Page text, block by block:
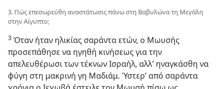
3. Πώς επεσωρεύθη αναστάτωσις πάνω στη Βαβυλώνα τη Μεγάλη
στην Αίγυπτο;
3 Όταν ήταν ηλικίας σαράντα ετών, ο Μωυσής
προσεπάθησε να ηγηθή κινήσεως για την
απελευθέρωσι των τέκνων Ισραήλ, αλλ’ ηναγκάσθη να
φύγη στη μακρινή γη Μαδιάμ. Ύστερ’ από σαράντα